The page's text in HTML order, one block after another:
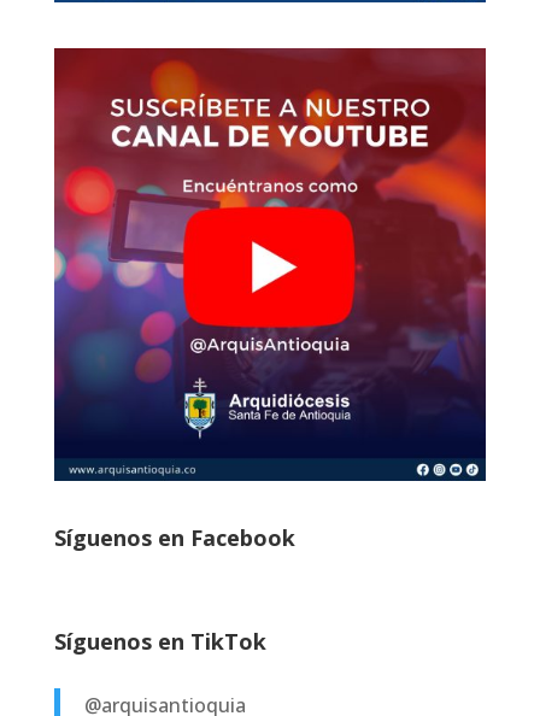
Síguenos en Facebook
Síguenos en TikTok
@arquisantioquia